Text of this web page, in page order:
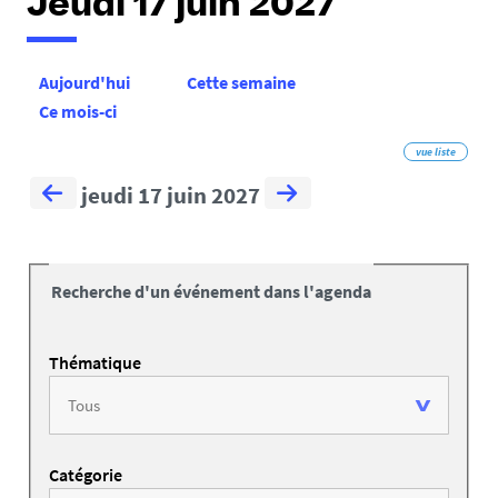
Jeudi 17 juin 2027
Aujourd'hui
Cette semaine
Ce mois-ci
vue liste
jeudi 17 juin 2027
Recherche d'un événement dans l'agenda
Thématique
Catégorie